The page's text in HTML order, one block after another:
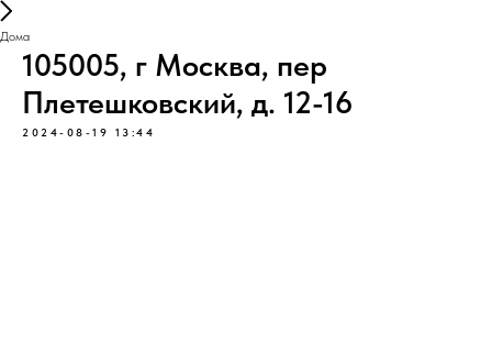
Дома
105005, г Москва, пер
Плетешковский, д. 12-16
2024-08-19 13:44